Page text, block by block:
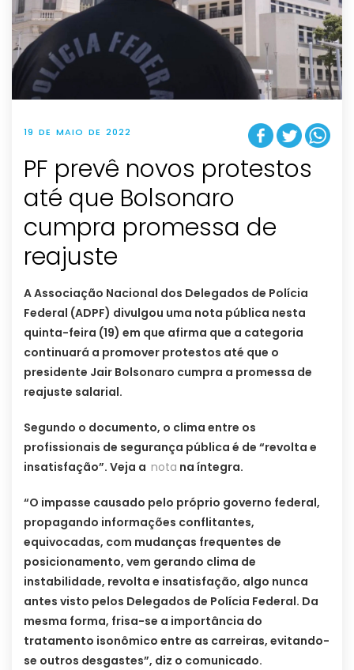
19 DE MAIO DE 2022
PF prevê novos protestos
até que Bolsonaro
cumpra promessa de
reajuste
A Associação Nacional dos Delegados de Polícia
Federal (ADPF) divulgou uma nota pública nesta
quinta-feira (19) em que afirma que a categoria
continuará a promover protestos até que o
presidente Jair Bolsonaro cumpra a promessa de
reajuste salarial.
Segundo o documento, o clima entre os
profissionais de segurança pública é de “revolta e
insatisfação”. Veja a nota na íntegra.
“O impasse causado pelo próprio governo federal,
propagando informações conflitantes,
equivocadas, com mudanças frequentes de
posicionamento, vem gerando clima de
instabilidade, revolta e insatisfação, algo nunca
antes visto pelos Delegados de Polícia Federal. Da
mesma forma, frisa-se a importância do
tratamento isonômico entre as carreiras, evitando-
se outros desgastes”, diz o comunicado.